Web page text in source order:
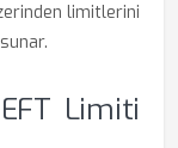
limitlerini
Limiti